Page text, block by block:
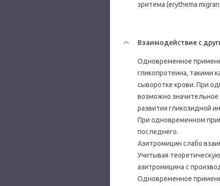
эритема (erythema
Взаимодействие с
Одновременное
гликопротеина, такими
сыворотке крови. При
возможно
развития гликозидной
При одновременном
последнего.
Азитромицин слабо
Учитывая
азитромицина с
Одновременное